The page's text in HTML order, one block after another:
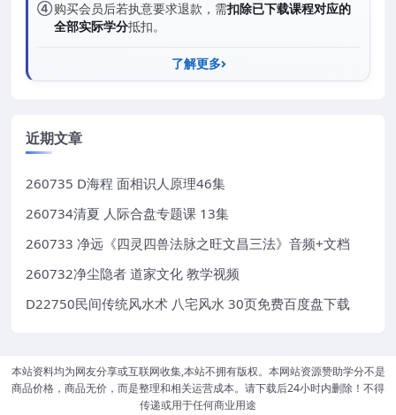
④购买会员后若执意要求退款，需扣除已下载课程对应的
全部实际学分抵扣。
了解更多
近期文章
260735 D海程 面相识人原理46集
260734清夏 人际合盘专题课 13集
260733 净远《四灵四兽法脉之旺文昌三法》音频+文档
260732净尘隐者 道家文化 教学视频
D22750民间传统风水术 八宅风水 30页免费百度盘下载
本站资料均为网友分享或互联网收集,本站不拥有版权。本网站资源赞助学分不是
商品价格，商品无价，而是整理和相关运营成本。请下载后24小时内删除！不得
传递或用于任何商业用途